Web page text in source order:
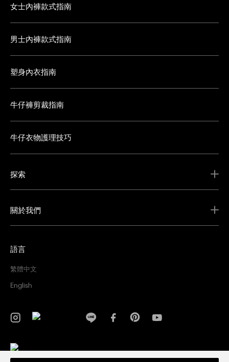
女士內褲款式指南
男士內褲款式指南
塑身內衣指南
牛仔褲剪裁指南
牛仔衣物護理技巧
探索
關於我們
語言
繁體中文
English